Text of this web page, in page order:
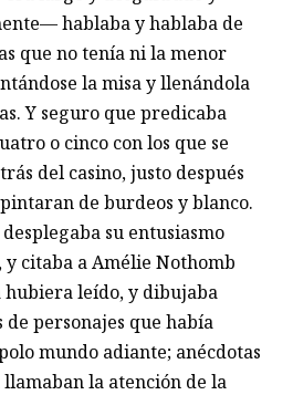
hablaba y hablaba de
que no tenía ni la menor
la misa y llenándola
Y seguro que predicaba
o cinco con los que se
del casino, justo después
de burdeos y blanco.
su entusiasmo
citaba a Amélie Nothomb
hubiera leído, y dibujaba
de personajes que había
mundo adiante; anécdotas
llamaban la atención de la